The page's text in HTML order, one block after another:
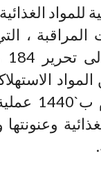
للمواد
،
المختبر